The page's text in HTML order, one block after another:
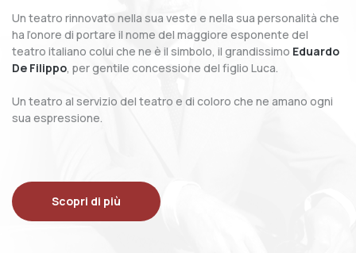
Un teatro rinnovato nella sua veste e nella sua personalità che
ha l’onore di portare il nome del maggiore esponente del
teatro italiano colui che ne è il simbolo, il grandissimo Eduardo
De Filippo, per gentile concessione del figlio Luca.
Un teatro al servizio del teatro e di coloro che ne amano ogni
sua espressione.
Scopri di più